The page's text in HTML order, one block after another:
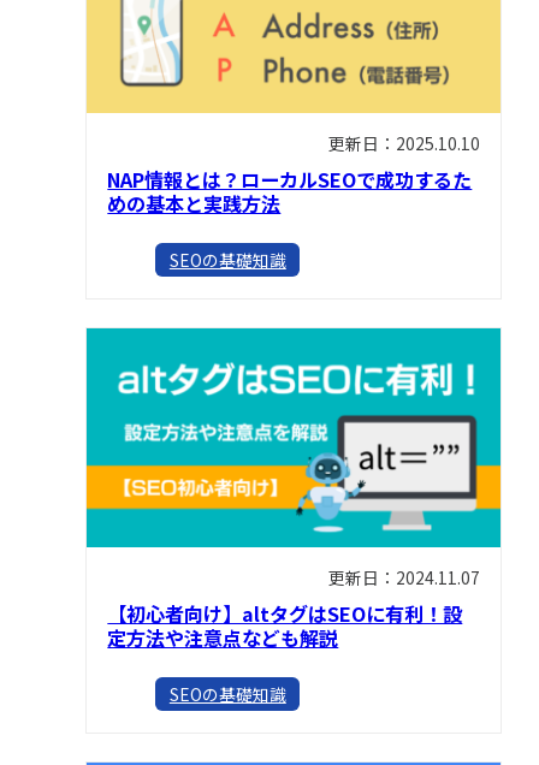
更新日：2025.10.10
NAP情報とは？ローカルSEOで成功するた
めの基本と実践方法
SEOの基礎知識
更新日：2024.11.07
【初心者向け】altタグはSEOに有利！設
定方法や注意点なども解説
SEOの基礎知識